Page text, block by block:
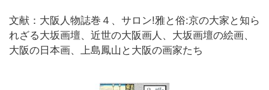
文献：大阪人物誌巻４、サロン!雅と俗:京の大家と知ら
れざる大坂画壇、近世の大阪画人、大坂画壇の絵画、
大阪の日本画、上島鳳山と大阪の画家たち